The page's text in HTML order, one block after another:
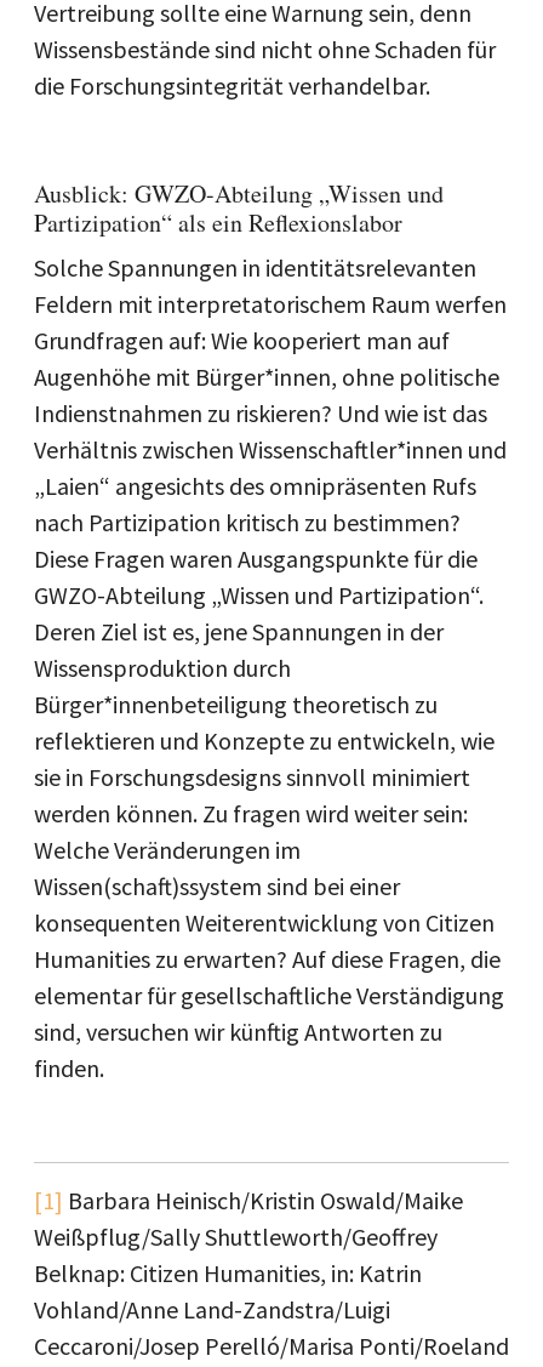
Vertreibung sollte eine Warnung sein, denn
Wissensbestände sind nicht ohne Schaden für
die Forschungsintegrität verhandelbar.
Ausblick: GWZO-Abteilung „Wissen und
Partizipation“ als ein Reflexionslabor
Solche Spannungen in identitätsrelevanten
Feldern mit interpretatorischem Raum werfen
Grundfragen auf: Wie kooperiert man auf
Augenhöhe mit Bürger*innen, ohne politische
Indienstnahmen zu riskieren? Und wie ist das
Verhältnis zwischen Wissenschaftler*innen und
„Laien“ angesichts des omnipräsenten Rufs
nach Partizipation kritisch zu bestimmen?
Diese Fragen waren Ausgangspunkte für die
GWZO-Abteilung „Wissen und Partizipation“.
Deren Ziel ist es, jene Spannungen in der
Wissensproduktion durch
Bürger*innenbeteiligung theoretisch zu
reflektieren und Konzepte zu entwickeln, wie
sie in Forschungsdesigns sinnvoll minimiert
werden können. Zu fragen wird weiter sein:
Welche Veränderungen im
Wissen(schaft)ssystem sind bei einer
konsequenten Weiterentwicklung von Citizen
Humanities zu erwarten? Auf diese Fragen, die
elementar für gesellschaftliche Verständigung
sind, versuchen wir künftig Antworten zu
finden.
[1] Barbara Heinisch/Kristin Oswald/Maike
Weißpflug/Sally Shuttleworth/Geoffrey
Belknap: Citizen Humanities, in: Katrin
Vohland/Anne Land-Zandstra/Luigi
Ceccaroni/Josep Perelló/Marisa Ponti/Roeland